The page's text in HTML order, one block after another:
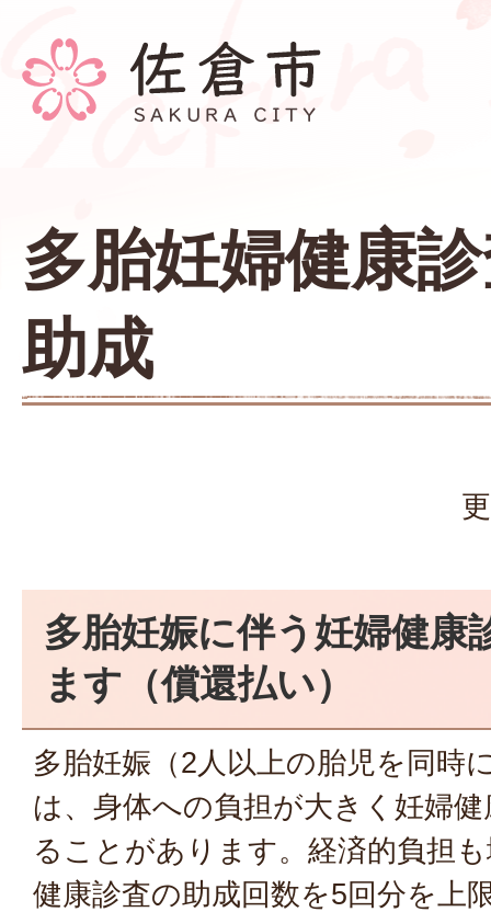
多胎妊婦健康
助成
多胎妊娠に伴う妊婦健康
ます（償還払い）
多胎妊娠（2人以上の胎児を同時
は、身体への負担が大きく妊婦
ることがあります。経済的負担
健康診査の助成回数を5回分を上